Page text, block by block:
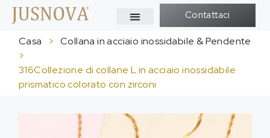
Contattaci
Casa > Collana in acciaio inossidabile & Pendente
>
316Collezione di collane L in acciaio inossidabile
prismatico colorato con zirconi